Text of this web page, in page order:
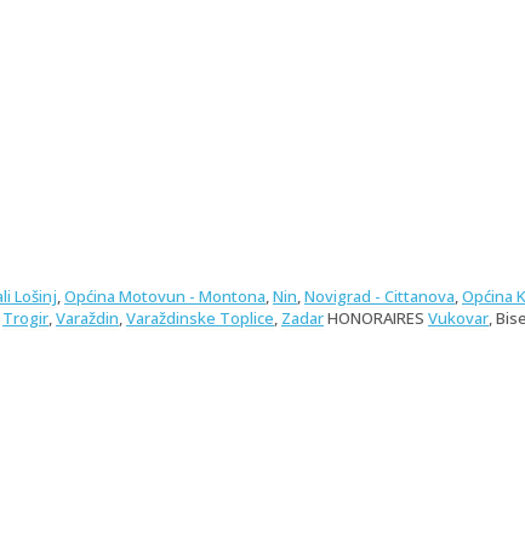
Lošinj,Općina Motovun - Montona,Nin,Novigrad - Cittanova,Općina
Trogir,Varaždin,Varaždinske Toplice, ZadarHONORAIRES Vukovar,